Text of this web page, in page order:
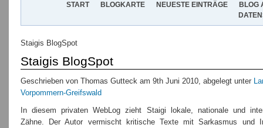
START BLOGKARTE NEUESTE EINTRÄGE
BLOG
Staigis BlogSpot
Staigis BlogSpot
Geschrieben von Thomas Gutteck am 9th Juni 2010, abgelegt unter
Vorpommern-Greifswald
In diesem privaten WebLog zieht Staigi lokale, nationale und
Zähne. Der Autor vermischt kritische Texte mit Sarkasmus und